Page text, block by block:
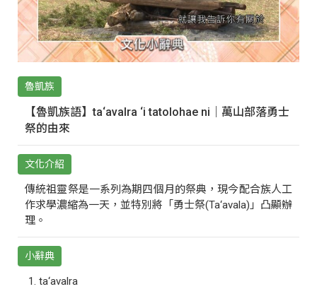
魯凱族
【魯凱族語】ta‘avalra ‘i tatolohae ni｜萬山部落勇士
祭的由來
文化介紹
傳統祖靈祭是一系列為期四個月的祭典，現今配合族人工
作求學濃縮為一天，並特別將「勇士祭(Ta‘avala)」凸顯辦
理。
小辭典
ta‘avalra